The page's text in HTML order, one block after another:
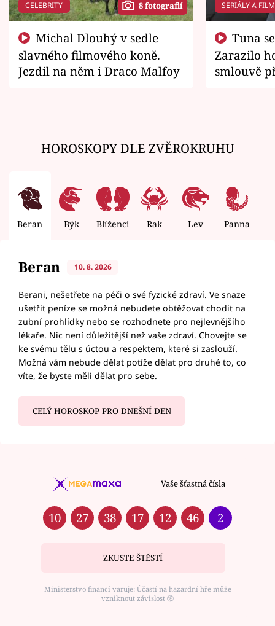
CELEBRITY 8 fotografií
slavného filmového koně.
Jezdil na něm i Draco Malfoy
SERIÁLY A
Zarazilo
smlouvě
HOROSKOPY DLE ZVĚROKRUHU
Beran Býk Blíženci Rak Lev Panna
Beran 10. 8. 2026
Berani, nešetřete na péči o své fyzické zdraví. Ve snaze
ušetřit peníze se možná nebudete obtěžovat chodit na
zubní prohlídky nebo se rozhodnete pro nejlevnějšího
lékaře. Nic není důležitější než vaše zdraví. Chovejte se
ke svému tělu s úctou a respektem, které si zaslouží.
Možná vám nebude dělat potíže dělat pro druhé to, co
víte, že byste měli dělat pro sebe.
CELÝ HOROSKOP PRO DNEŠNÍ DEN
Vaše šťastná čísla
10 27 38 17 12 46 2
ZKUSTE ŠTĚSTÍ
Ministerstvo financí varuje: Účastí na hazardní hře může
vzniknout závislost ⑱